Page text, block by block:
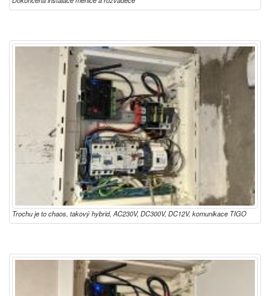
Trochu je to chaos, takový hybrid, AC230V, DC300V, DC12V, komunikace TIGO